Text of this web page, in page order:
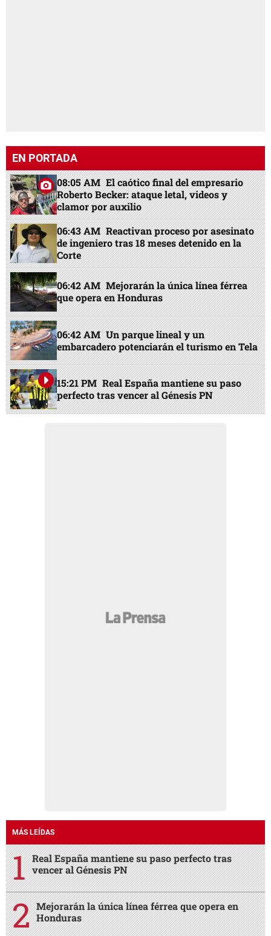
EN PORTADA
08:05 AM El caótico final del empresario
Roberto Becker: ataque letal, videos y
clamor por auxilio
06:43 AM Reactivan proceso por asesinato
de ingeniero tras 18 meses detenido en la
Corte
06:42 AM Mejorarán la única línea férrea
que opera en Honduras
06:42 AM Un parque lineal y un
embarcadero potenciarán el turismo en Tela
15:21 PM Real España mantiene su paso
perfecto tras vencer al Génesis PN
MÁS LEÍDAS
Real España mantiene su paso perfecto tras
vencer al Génesis PN
Mejorarán la única línea férrea que opera en
Honduras